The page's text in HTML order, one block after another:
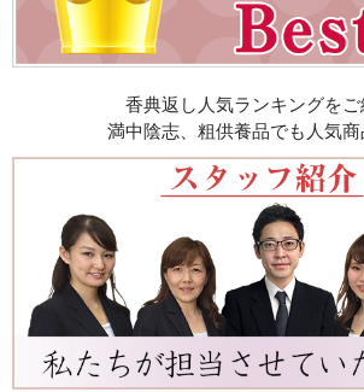
香典返し人気ランキングをご
満中陰志、粗供養品でも人気商